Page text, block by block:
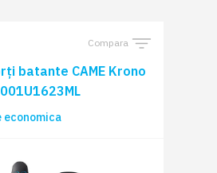
Compara
batante CAME Krono
economica